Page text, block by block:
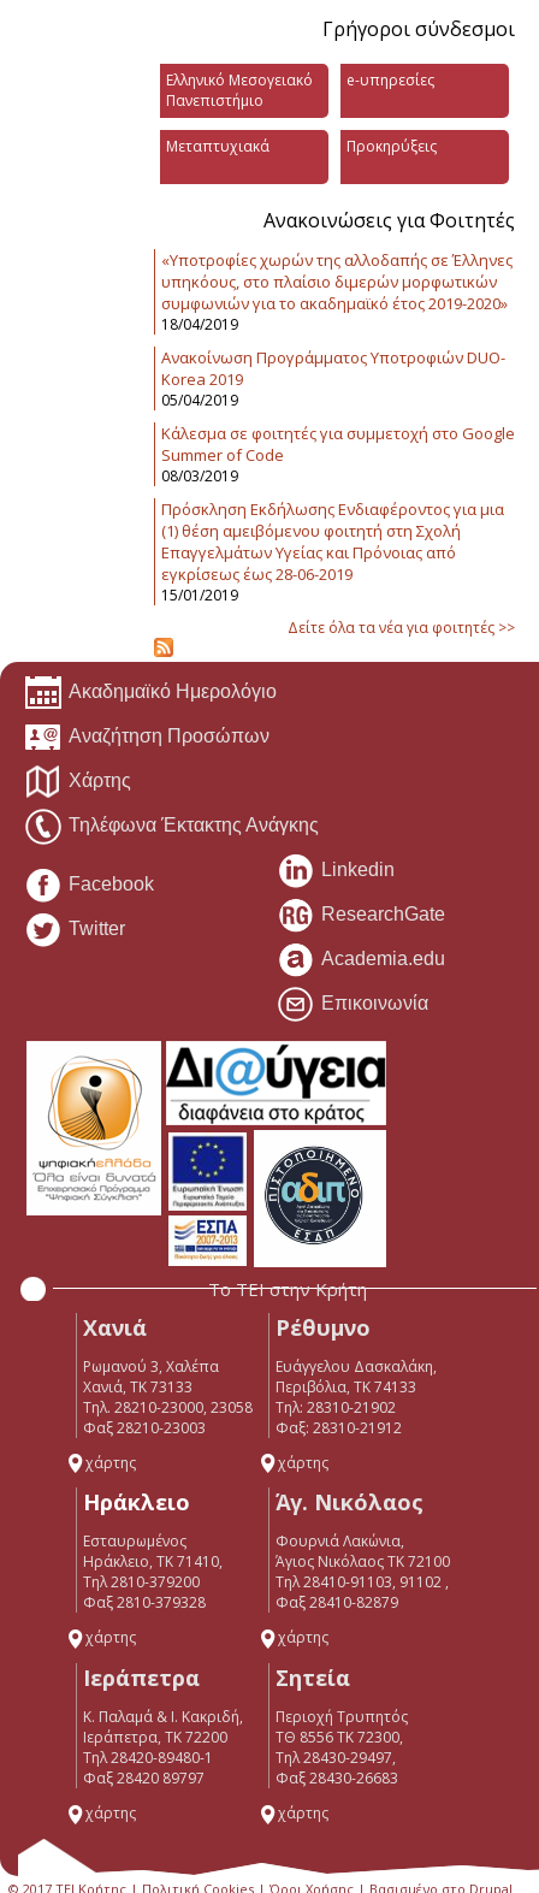
Γρήγοροι σύνδεσμοι
Ελληνικό Μεσογειακό
Πανεπιστήμιο
e-υπηρεσίες
Μεταπτυχιακά Προκηρύξεις
Ανακοινώσεις για Φοιτητές
«Υποτροφίες χωρών της αλλοδαπής σε Έλληνες
υπηκόους, στο πλαίσιο διμερών μορφωτικών
συμφωνιών για το ακαδημαϊκό έτος 2019-2020»
18/04/2019
Ανακοίνωση Προγράμματος Υποτροφιών DUO-
Korea 2019
05/04/2019
Κάλεσμα σε φοιτητές για συμμετοχή στο Google
Summer of Code
08/03/2019
Πρόσκληση Εκδήλωσης Ενδιαφέροντος για μια
(1) θέση αμειβόμενου φοιτητή στη Σχολή
Επαγγελμάτων Υγείας και Πρόνοιας από
εγκρίσεως έως 28-06-2019
15/01/2019
Δείτε όλα τα νέα για φοιτητές >>
Ακαδημαϊκό Ημερολόγιο
Αναζήτηση Προσώπων
Χάρτης
Τηλέφωνα Έκτακτης Ανάγκης
Facebook
Twitter
Linkedin
ResearchGate
Academia.edu
Επικοινωνία
Το ΤΕΙ στην Κρήτη
Χανιά
Ρωμανού 3, Χαλέπα
Χανιά, ΤΚ 73133
Τηλ. 28210-23000, 23058
Φαξ 28210-23003
χάρτης
Ρέθυμνο
Ευάγγελου Δασκαλάκη,
Περιβόλια, ΤΚ 74133
Tηλ: 28310-21902
Φαξ: 28310-21912
χάρτης
Ηράκλειο
Εσταυρωμένος
Ηράκλειο, ΤΚ 71410,
Τηλ 2810-379200
Φαξ 2810-379328
χάρτης
Άγ. Νικόλαος
Φουρνιά Λακώνια,
Άγιος Νικόλαος ΤΚ 72100
Τηλ 28410-91103, 91102 ,
Φαξ 28410-82879
χάρτης
Ιεράπετρα
Κ. Παλαμά & Ι. Κακριδή,
Ιεράπετρα, ΤΚ 72200
Tηλ 28420-89480-1
Φαξ 28420 89797
χάρτης
Σητεία
Περιοχή Τρυπητός
ΤΘ 8556 ΤΚ 72300,
Τηλ 28430-29497,
Φαξ 28430-26683
χάρτης
© 2017 ΤΕΙ Κρήτης | Πολιτική Cookies | Όροι Χρήσης | Βασισμένο στο Drupal